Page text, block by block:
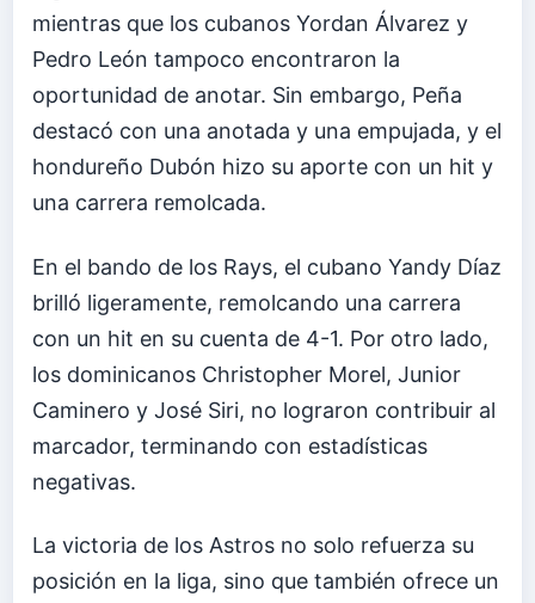
mientras que los cubanos Yordan Álvarez y
Pedro León tampoco encontraron la
oportunidad de anotar. Sin embargo, Peña
destacó con una anotada y una empujada, y el
hondureño Dubón hizo su aporte con un hit y
una carrera remolcada.
En el bando de los Rays, el cubano Yandy Díaz
brilló ligeramente, remolcando una carrera
con un hit en su cuenta de 4-1. Por otro lado,
los dominicanos Christopher Morel, Junior
Caminero y José Siri, no lograron contribuir al
marcador, terminando con estadísticas
negativas.
La victoria de los Astros no solo refuerza su
posición en la liga, sino que también ofrece un